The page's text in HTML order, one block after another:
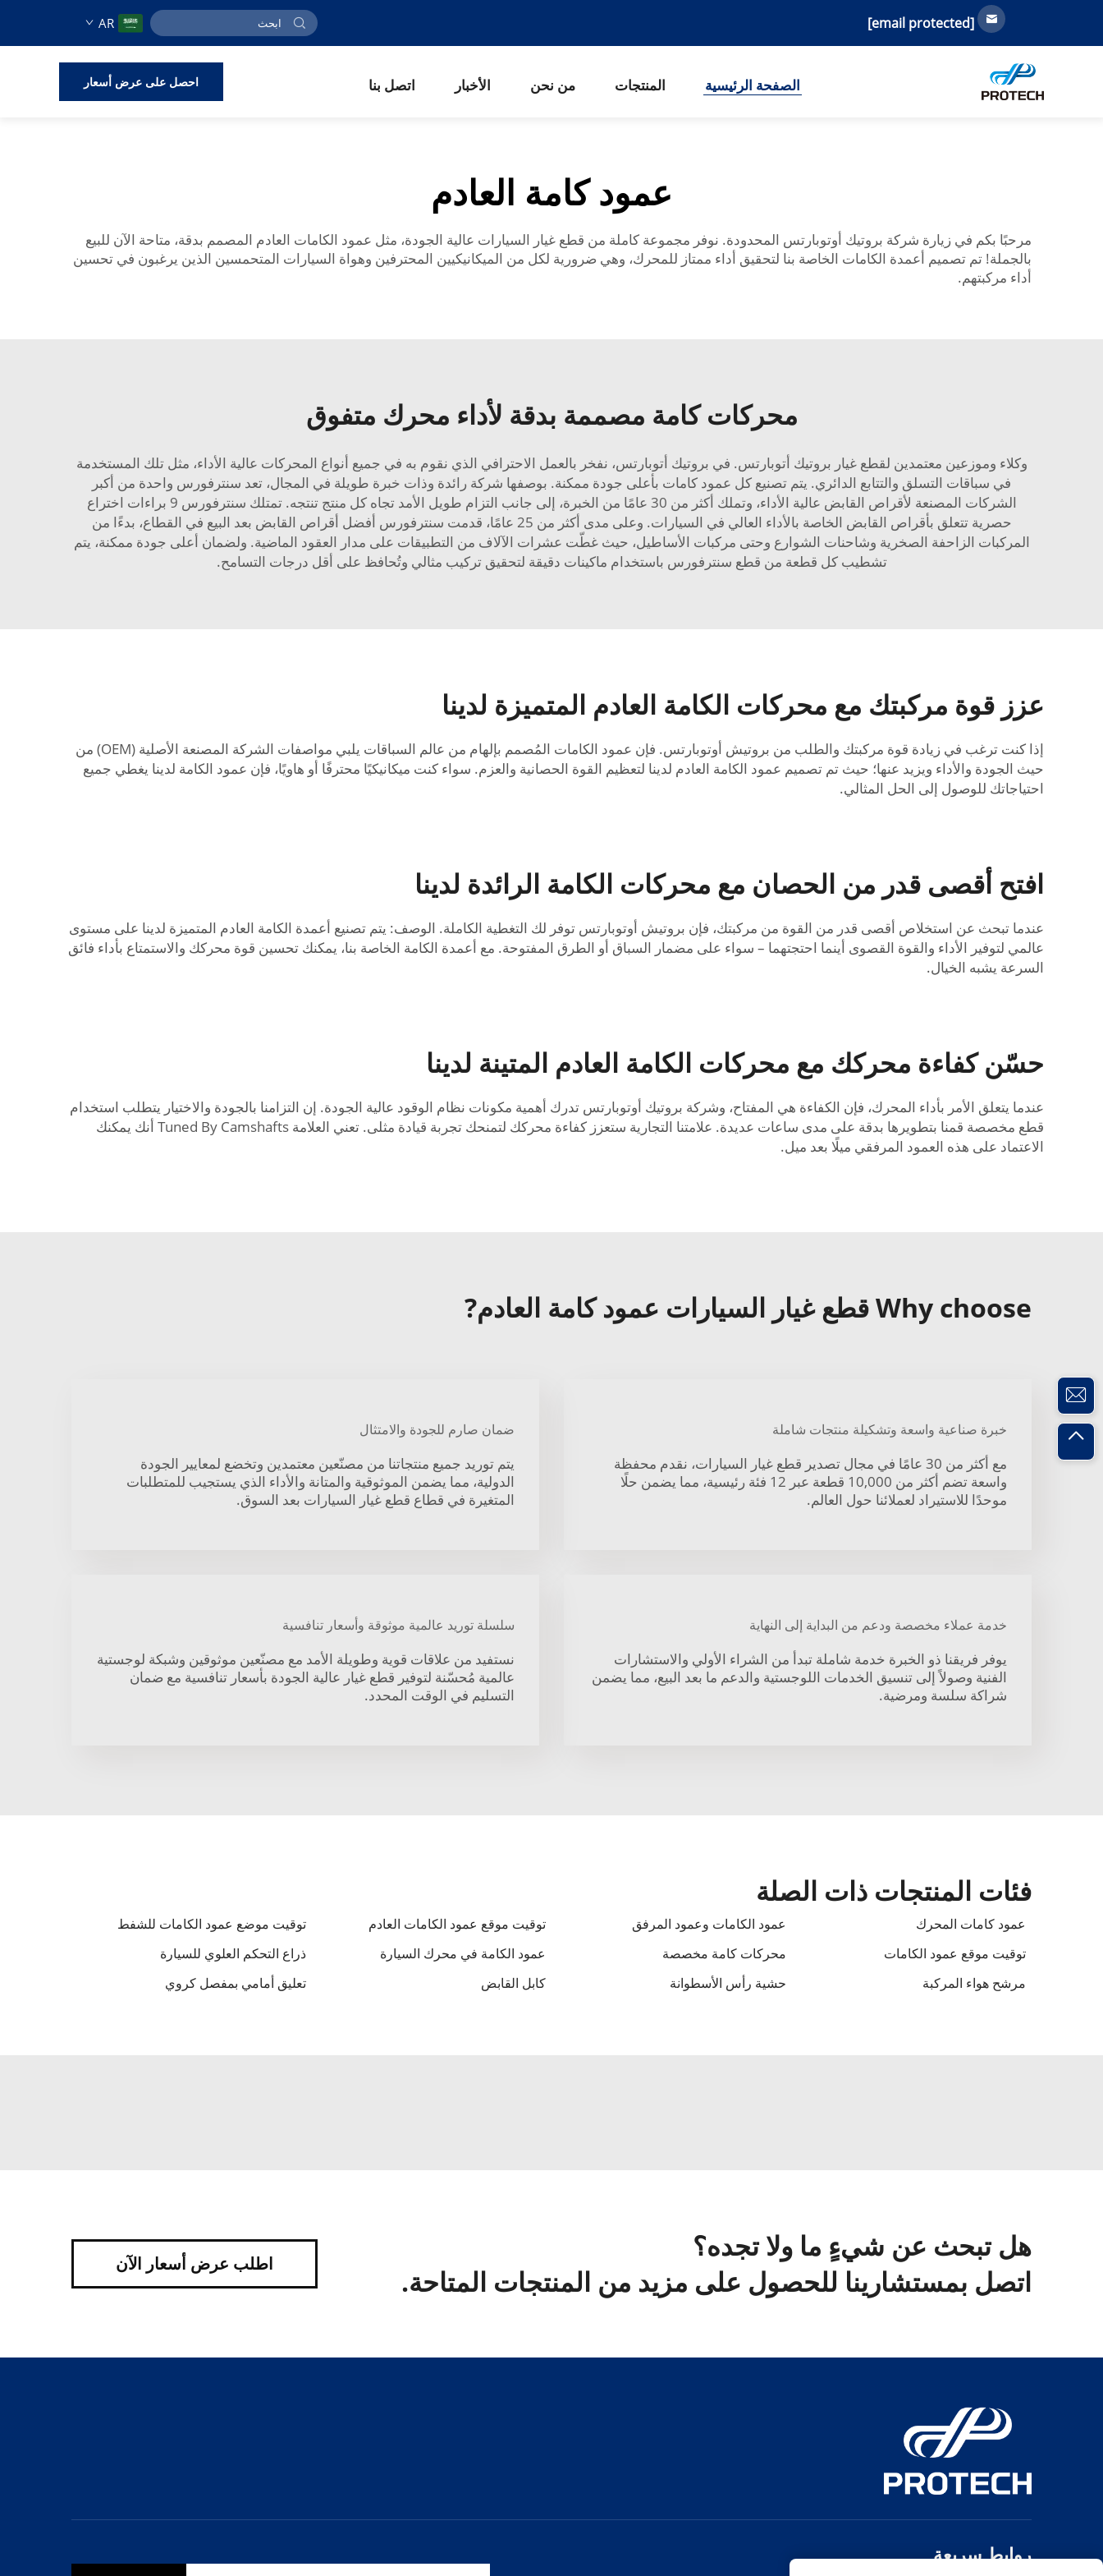
[email protected]
AR
الصفحة الرئيسية المنتجات من نحن الأخبار اتصل بنا احصل على عرض أسعار
عمود كامة العادم
مرحبًا بكم في زيارة شركة بروتيك أوتوبارتس المحدودة. نوفر مجموعة كاملة من قطع غيار السيارات عالية الجودة، مثل عمود الكامات العادم المصمم بدقة، متاحة الآن للبيع
بالجملة! تم تصميم أعمدة الكامات الخاصة بنا لتحقيق أداء ممتاز للمحرك، وهي ضرورية لكل من الميكانيكيين المحترفين وهواة السيارات المتحمسين الذين يرغبون في تحسين
أداء مركبتهم.
محركات كامة مصممة بدقة لأداء محرك متفوق
وكلاء وموزعين معتمدين لقطع غيار بروتيك أتوبارتس. في بروتيك أتوبارتس، نفخر بالعمل الاحترافي الذي نقوم به في جميع أنواع المحركات عالية الأداء، مثل تلك المستخدمة
في سباقات التسلق والتتابع الدائري. يتم تصنيع كل عمود كامات بأعلى جودة ممكنة. بوصفها شركة رائدة وذات خبرة طويلة في المجال، تعد سنترفورس واحدة من أكبر
الشركات المصنعة لأقراص القابض عالية الأداء، وتملك أكثر من 30 عامًا من الخبرة، إلى جانب التزام طويل الأمد تجاه كل منتج تنتجه. تمتلك سنترفورس 9 براءات اختراع
حصرية تتعلق بأقراص القابض الخاصة بالأداء العالي في السيارات. وعلى مدى أكثر من 25 عامًا، قدمت سنترفورس أفضل أقراص القابض بعد البيع في القطاع، بدءًا من
المركبات الزاحفة الصخرية وشاحنات الشوارع وحتى مركبات الأساطيل، حيث غطّت عشرات الآلاف من التطبيقات على مدار العقود الماضية. ولضمان أعلى جودة ممكنة، يتم
تشطيب كل قطعة من قطع سنترفورس باستخدام ماكينات دقيقة لتحقيق تركيب مثالي وتُحافظ على أقل درجات التسامح.
عزز قوة مركبتك مع محركات الكامة العادم المتميزة لدينا
إذا كنت ترغب في زيادة قوة مركبتك والطلب من بروتيش أوتوبارتس. فإن عمود الكامات المُصمم بإلهام من عالم السباقات يلبي مواصفات الشركة المصنعة الأصلية (OEM) من
حيث الجودة والأداء ويزيد عنها؛ حيث تم تصميم عمود الكامة العادم لدينا لتعظيم القوة الحصانية والعزم. سواء كنت ميكانيكيًا محترفًا أو هاويًا، فإن عمود الكامة لدينا يغطي جميع
احتياجاتك للوصول إلى الحل المثالي.
افتح أقصى قدر من الحصان مع محركات الكامة الرائدة لدينا
عندما تبحث عن استخلاص أقصى قدر من القوة من مركبتك، فإن بروتيش أوتوبارتس توفر لك التغطية الكاملة. الوصف: يتم تصنيع أعمدة الكامة العادم المتميزة لدينا على مستوى
عالمي لتوفير الأداء والقوة القصوى أينما احتجتهما – سواء على مضمار السباق أو الطرق المفتوحة. مع أعمدة الكامة الخاصة بنا، يمكنك تحسين قوة محركك والاستمتاع بأداء فائق
السرعة يشبه الخيال.
حسّن كفاءة محركك مع محركات الكامة العادم المتينة لدينا
عندما يتعلق الأمر بأداء المحرك، فإن الكفاءة هي المفتاح، وشركة بروتيك أوتوبارتس تدرك أهمية مكونات نظام الوقود عالية الجودة. إن التزامنا بالجودة والاختيار يتطلب استخدام
قطع مخصصة قمنا بتطويرها بدقة على مدى ساعات عديدة. علامتنا التجارية ستعزز كفاءة محركك لتمنحك تجربة قيادة مثلى. تعني العلامة Tuned By Camshafts أنك يمكنك
الاعتماد على هذه العمود المرفقي ميلًا بعد ميل.
Why choose قطع غيار السيارات عمود كامة العادم?
خبرة صناعية واسعة وتشكيلة منتجات شاملة
مع أكثر من 30 عامًا في مجال تصدير قطع غيار السيارات، نقدم محفظة
واسعة تضم أكثر من 10,000 قطعة عبر 12 فئة رئيسية، مما يضمن حلًا
موحدًا للاستيراد لعملائنا حول العالم.
ضمان صارم للجودة والامتثال
يتم توريد جميع منتجاتنا من مصنّعين معتمدين وتخضع لمعايير الجودة
الدولية، مما يضمن الموثوقية والمتانة والأداء الذي يستجيب للمتطلبات
المتغيرة في قطاع قطع غيار السيارات بعد السوق.
خدمة عملاء مخصصة ودعم من البداية إلى النهاية
يوفر فريقنا ذو الخبرة خدمة شاملة تبدأ من الشراء الأولي والاستشارات
الفنية وصولاً إلى تنسيق الخدمات اللوجستية والدعم ما بعد البيع، مما يضمن
شراكة سلسة ومرضية.
سلسلة توريد عالمية موثوقة وأسعار تنافسية
نستفيد من علاقات قوية وطويلة الأمد مع مصنّعين موثوقين وشبكة لوجستية
عالمية مُحسّنة لتوفير قطع غيار عالية الجودة بأسعار تنافسية مع ضمان
التسليم في الوقت المحدد.
فئات المنتجات ذات الصلة
عمود كامات المحرك عمود الكامات وعمود المرفق توقيت موقع عمود الكامات العادم
توقيت موضع عمود الكامات للشفط
توقيت موقع عمود الكامات
محركات كامة مخصصة عمود الكامة في محرك السيارة
ذراع التحكم العلوي للسيارة
مرشح هواء المركبة
حشية رأس الأسطوانة كابل القابض تعليق أمامي بمفصل كروي
هل تبحث عن شيءٍ ما ولا تجده؟
اتصل بمستشارينا للحصول على مزيد من المنتجات المتاحة.
اطلب عرض أسعار الآن
روابط سريعة